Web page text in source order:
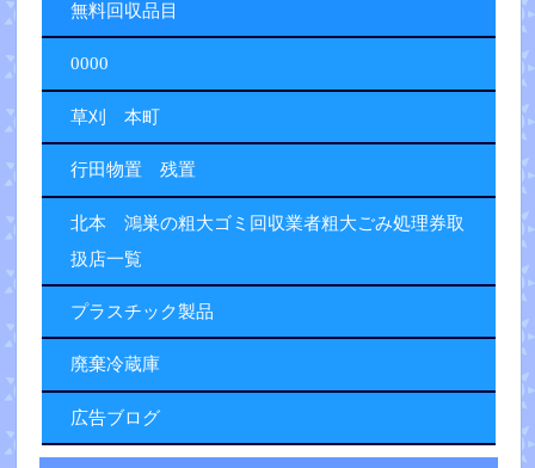
無料回収品目
0000
草刈 本町
行田物置 残置
北本 鴻巣の粗大ゴミ回収業者粗大ごみ処理券取
扱店一覧
プラスチック製品
廃棄冷蔵庫
広告ブログ